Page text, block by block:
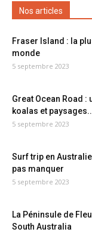
Nos articles
Fraser Island : la
monde
5 septembre 2023
Great Ocean Road
koalas et
5 septembre 2023
Surf trip en
pas manquer
5 septembre 2023
La Péninsule de
South Australia